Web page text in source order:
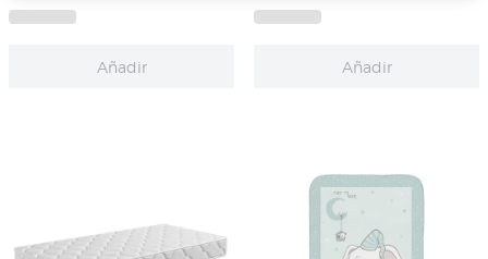
Añadir Añadir